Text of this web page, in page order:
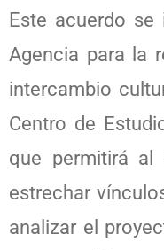
Este acuerdo
Agencia para la
intercambio
Centro de
que permitirá al
estrechar
analizar el